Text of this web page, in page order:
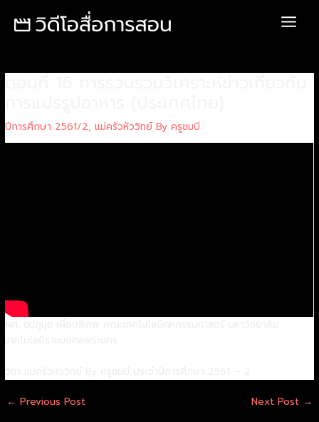
Main
ปีการศึกษา 2561/2,แม่ครัวหัววิทย์ By ครูชมบี
navigation
← Previous Post Next Post →